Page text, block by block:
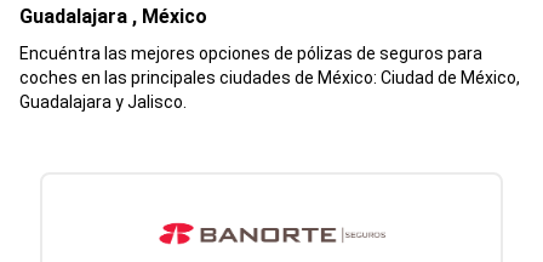
Guadalajara , México
Encuéntra las mejores opciones de pólizas de seguros para
coches en las principales ciudades de México: Ciudad de México,
Guadalajara y Jalisco.